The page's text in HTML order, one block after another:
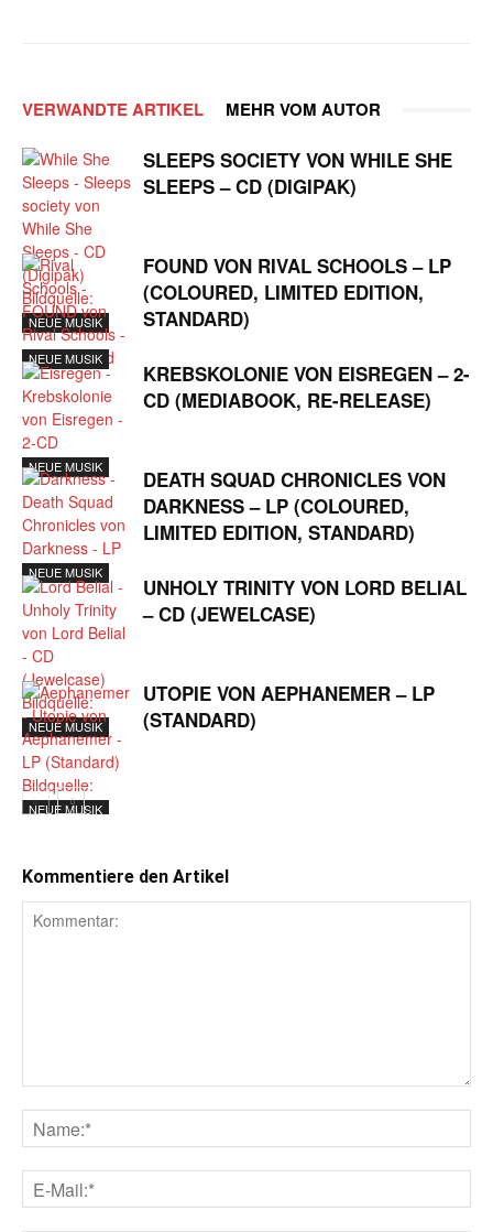
VERWANDTE ARTIKEL MEHR VOM AUTOR
NEUE MUSIK
SLEEPS SOCIETY VON WHILE SHE
SLEEPS – CD (DIGIPAK)
NEUE MUSIK
FOUND VON RIVAL SCHOOLS – LP
(COLOURED, LIMITED EDITION,
STANDARD)
NEUE MUSIK
KREBSKOLONIE VON EISREGEN – 2-
CD (MEDIABOOK, RE-RELEASE)
NEUE MUSIK
DEATH SQUAD CHRONICLES VON
DARKNESS – LP (COLOURED,
LIMITED EDITION, STANDARD)
NEUE MUSIK
UNHOLY TRINITY VON LORD BELIAL
– CD (JEWELCASE)
NEUE MUSIK
UTOPIE VON AEPHANEMER – LP
(STANDARD)
Kommentiere den Artikel